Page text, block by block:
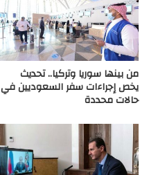
من بينها سوريا وتركيا.. تحديث
يخص إجراءات سفر السعوديين في
حالات محددة